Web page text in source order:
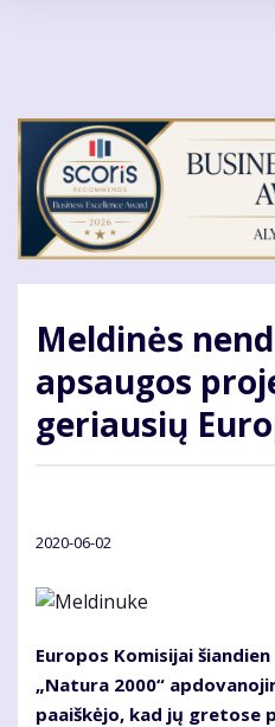
Meldinės
apsaugos
geriausių
2020-06-02
Europos Komisijai
„Natura 2000“
paaiškėjo, kad jų gretose